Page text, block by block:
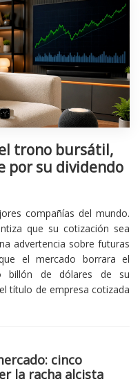
trono bursátil,
por su dividendo
compañías del mundo.
que su cotización sea
advertencia sobre futuras
el mercado borrara el
billón de dólares de su
título de empresa cotizada
cinco
la racha alcista